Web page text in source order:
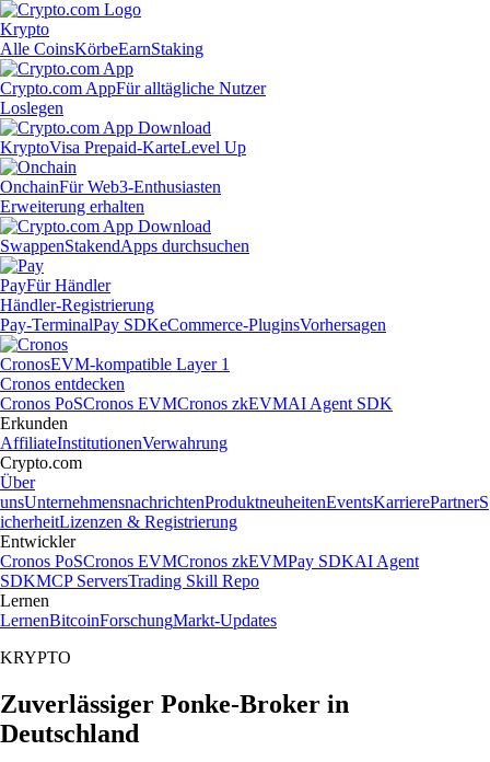
Krypto
Alle CoinsKörbeEarnStaking
Crypto.com AppFür alltägliche Nutzer
Loslegen
KryptoVisa Prepaid-KarteLevel Up
OnchainFür Web3-Enthusiasten
Erweiterung erhalten
SwappenStakendApps durchsuchen
PayFür Händler
Händler-Registrierung
Pay-TerminalPay SDKeCommerce-PluginsVorhersagen
CronosEVM-kompatible Layer 1
Cronos entdecken
Cronos PoSCronos EVMCronos zkEVMAI Agent SDK
Erkunden
AffiliateInstitutionenVerwahrung
Crypto.com
Über
unsUnternehmensnachrichtenProduktneuheitenEventsKarrierePartnerS
icherheitLizenzen & Registrierung
Entwickler
Cronos PoSCronos EVMCronos zkEVMPay SDKAI Agent
SDKMCP ServersTrading Skill Repo
Lernen
LernenBitcoinForschungMarkt-Updates
KRYPTO
Zuverlässiger Ponke-Broker in
Deutschland